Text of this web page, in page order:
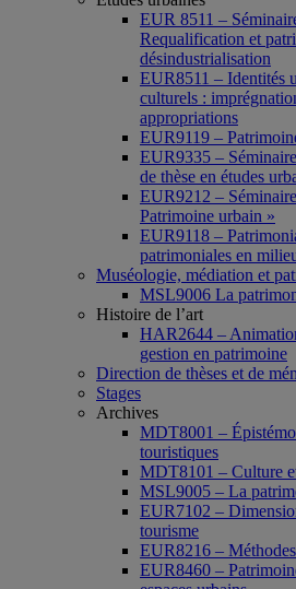
EUR 8511 –
Requalification et
désindustrialisation
EUR8511 – Identités
culturels :
appropriations
EUR9119 –
EUR9335 –
de thèse en études
EUR9212 –
Patrimoine urbain »
EUR9118 –
patrimoniales en
Muséologie, médiation et
MSL9006 La
Histoire de l’art
HAR2644 –
gestion en patrimoine
Direction de thèses et de
Stages
Archives
MDT8001 –
touristiques
MDT8101 – Culture
MSL9005 – La
EUR7102 –
tourisme
EUR8216 –
EUR8460 –